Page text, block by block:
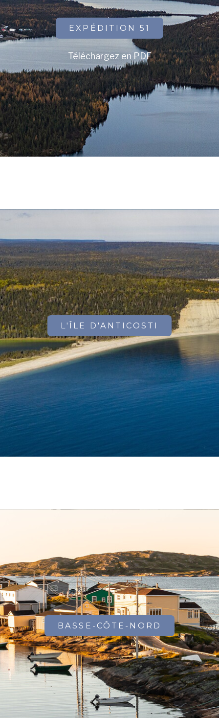
EXPÉDITION 51
Téléchargez en PDF
L'ÎLE D'ANTICOSTI
BASSE-CÔTE-NORD